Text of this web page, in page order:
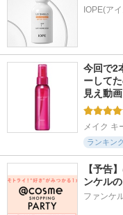
今回で2
ーして
見え動
メイク キ
ランキン
【予告
ンケル
ファンケ